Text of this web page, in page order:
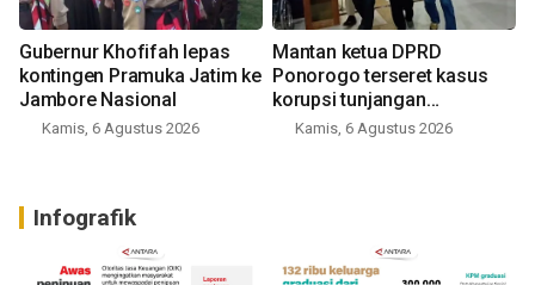
Gubernur Khofifah lepas
kontingen Pramuka Jatim ke
Jambore Nasional
Kamis, 6 Agustus 2026
Mantan ketua DPRD
Ponorogo terseret kasus
korupsi tunjangan
perumahan
Kamis, 6 Agustus 2026
Infografik